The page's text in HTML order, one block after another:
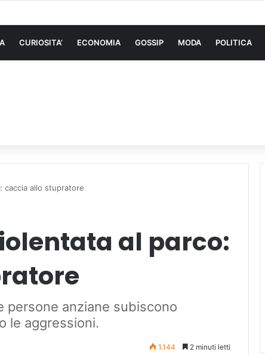
CURIOSITA’ ECONOMIA GOSSIP MODA POLITICA
caccia allo stupratore
al parco:
persone anziane subiscono
le aggressioni.
1.144 2 minuti letti